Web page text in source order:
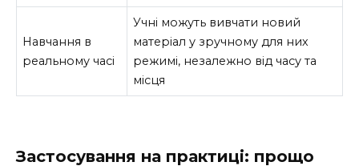
Навчання в
реальному часі
Учні можуть вивчати новий
матеріал у зручному для них
режимі, незалежно від часу та
місця
Застосування на практиці: прощо